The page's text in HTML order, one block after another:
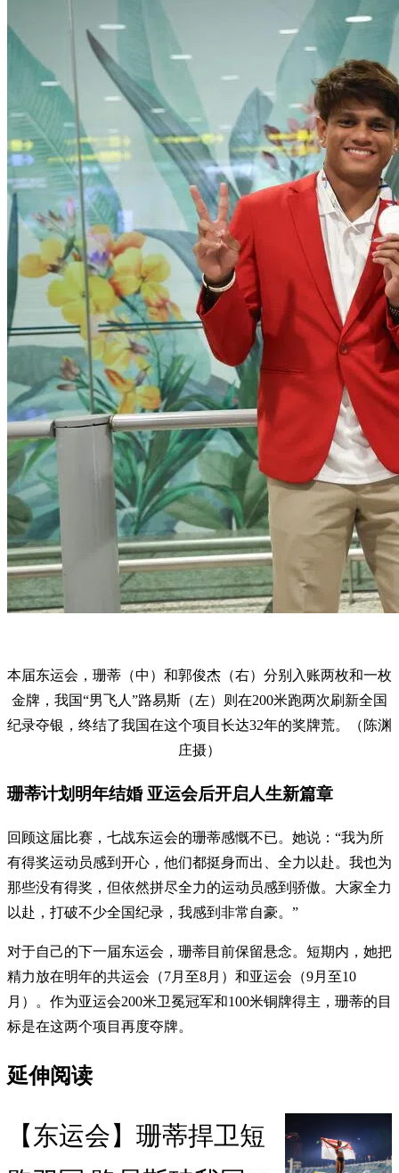
本届东运会，珊蒂（中）和郭俊杰（右）分别入账两枚和一枚
金牌，我国“男飞人”路易斯（左）则在200米跑两次刷新全国
纪录夺银，终结了我国在这个项目长达32年的奖牌荒。（陈渊
庄摄）
珊蒂计划明年结婚 亚运会后开启人生新篇章
回顾这届比赛，七战东运会的珊蒂感慨不已。她说：“我为所
有得奖运动员感到开心，他们都挺身而出、全力以赴。我也为
那些没有得奖，但依然拼尽全力的运动员感到骄傲。大家全力
以赴，打破不少全国纪录，我感到非常自豪。”
对于自己的下一届东运会，珊蒂目前保留悬念。短期内，她把
精力放在明年的共运会（7月至8月）和亚运会（9月至10
月）。作为亚运会200米卫冕冠军和100米铜牌得主，珊蒂的目
标是在这两个项目再度夺牌。
延伸阅读
【东运会】珊蒂捍卫短